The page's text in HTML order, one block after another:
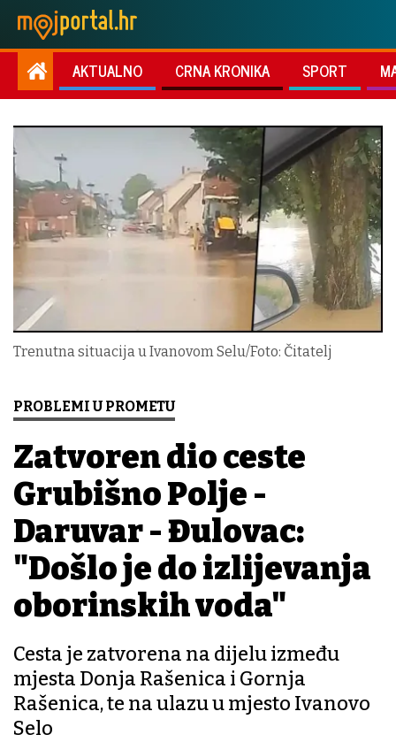
AKTUALNO CRNA KRONIKA SPORT
Trenutna situacija u Ivanovom Selu/Foto: Čitatelj
PROBLEMI U PROMETU
Zatvoren dio ceste
Grubišno Polje -
Daruvar - Đulovac:
"Došlo je do izlijevanja
oborinskih voda"
Cesta je zatvorena na dijelu između
mjesta Donja Rašenica i Gornja
Rašenica, te na ulazu u mjesto Ivanovo
Selo